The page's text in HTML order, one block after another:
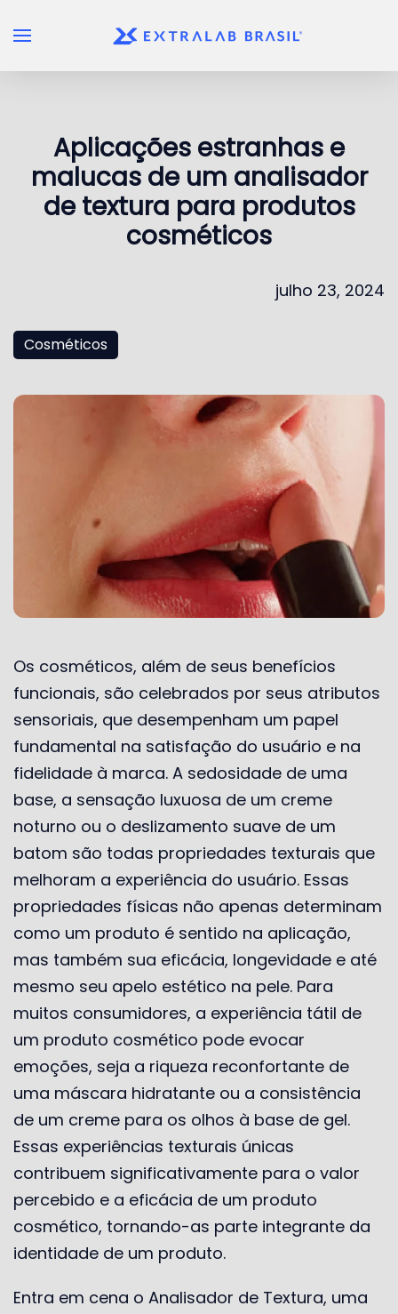
Skip to main content
Aplicações estranhas e
malucas de um analisador
de textura para produtos
cosméticos
julho 23, 2024
Cosméticos
Os cosméticos, além de seus benefícios
funcionais, são celebrados por seus atributos
sensoriais, que desempenham um papel
fundamental na satisfação do usuário e na
fidelidade à marca. A sedosidade de uma
base, a sensação luxuosa de um creme
noturno ou o deslizamento suave de um
batom são todas propriedades texturais que
melhoram a experiência do usuário. Essas
propriedades físicas não apenas determinam
como um produto é sentido na aplicação,
mas também sua eficácia, longevidade e até
mesmo seu apelo estético na pele. Para
muitos consumidores, a experiência tátil de
um produto cosmético pode evocar
emoções, seja a riqueza reconfortante de
uma máscara hidratante ou a consistência
de um creme para os olhos à base de gel.
Essas experiências texturais únicas
contribuem significativamente para o valor
percebido e a eficácia de um produto
cosmético, tornando-as parte integrante da
identidade de um produto.
Entra em cena o Analisador de Textura, uma